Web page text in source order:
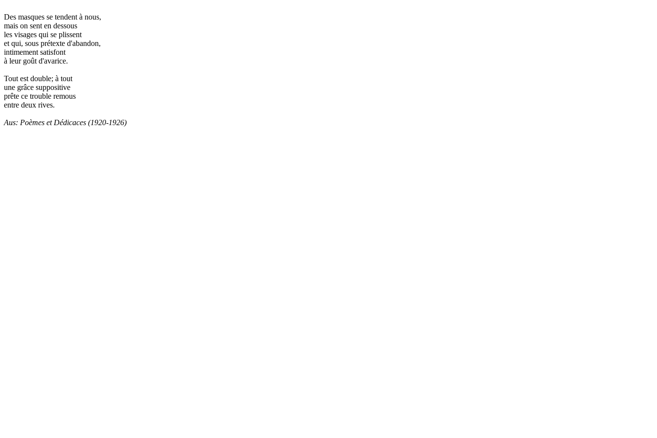
Des masques se tendent à nous,
mais on sent en dessous
les visages qui se plissent
et qui, sous prétexte d'abandon,
intimement satisfont
à leur goût d'avarice.
Tout est double; à tout
une grâce suppositive
prête ce trouble remous
entre deux rives.
Aus: Poèmes et Dédicaces (1920-1926)